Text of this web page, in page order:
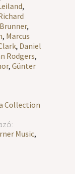
,
,
, Marcus
, Daniel
Rodgers,
,Günter
Collection
Music,